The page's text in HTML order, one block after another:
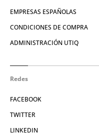
EMPRESAS ESPAÑOLAS
CONDICIONES DE COMPRA
ADMINISTRACIÓN UTIQ
Redes
FACEBOOK
TWITTER
LINKEDIN